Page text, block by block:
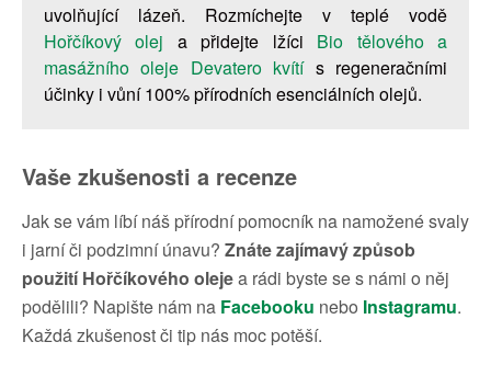
uvolňující lázeň. Rozmíchejte v teplé vodě
Hořčíkový olej a přidejte lžíci Bio tělového a
masážního oleje Devatero kvítí s regeneračními
účinky i vůní 100% přírodních esenciálních olejů.
Vaše zkušenosti a recenze
Jak se vám líbí náš přírodní pomocník na namožené svaly
i jarní či podzimní únavu? Znáte zajímavý způsob
použití Hořčíkového olejea rádi byste se s námi o něj
podělili? Napište nám na Facebooku nebo Instagramu.
Každá zkušenost či tip nás moc potěší.